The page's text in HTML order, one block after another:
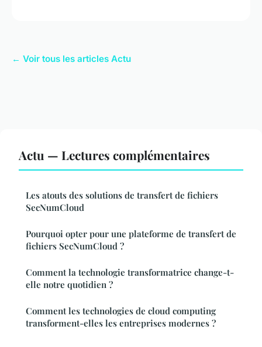
← Voir tous les articles Actu
Actu — Lectures complémentaires
Les atouts des solutions de transfert de fichiers
SecNumCloud
Pourquoi opter pour une plateforme de transfert de
fichiers SecNumCloud ?
Comment la technologie transformatrice change-t-
elle notre quotidien ?
Comment les technologies de cloud computing
transforment-elles les entreprises modernes ?